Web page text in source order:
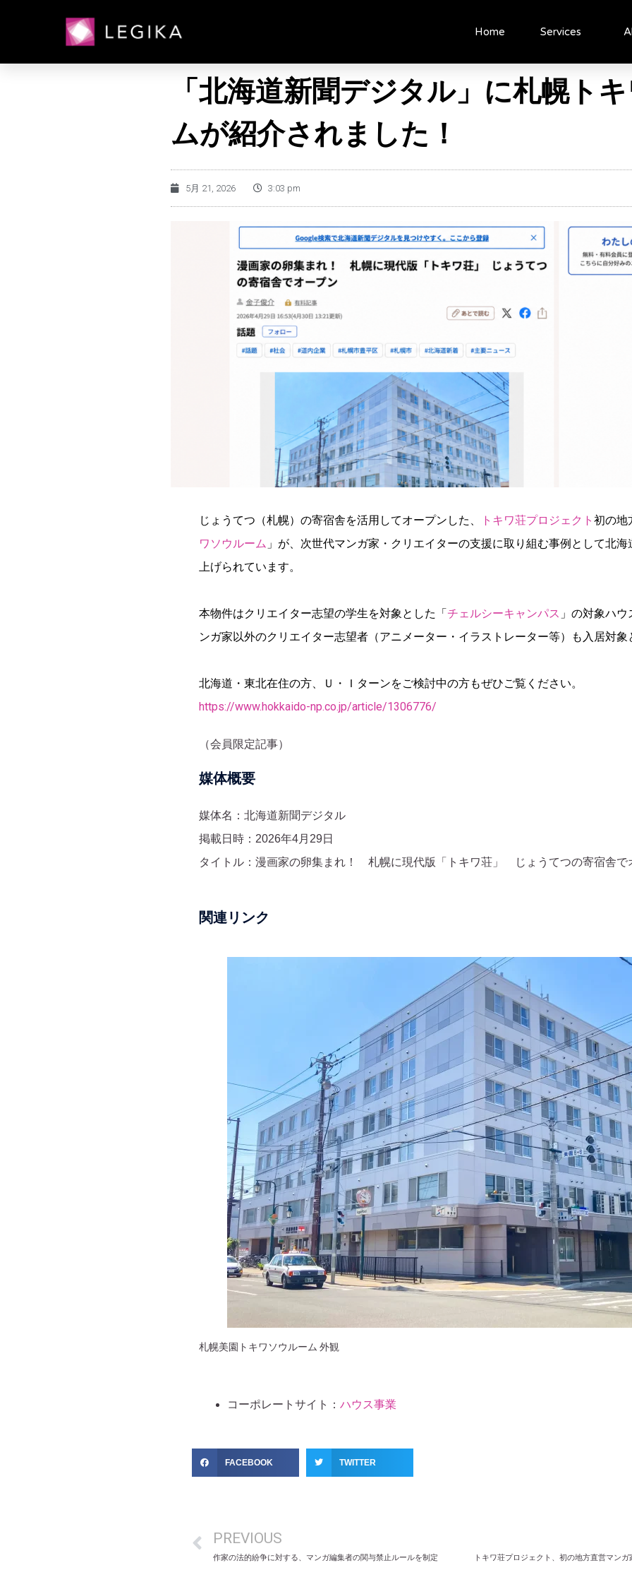
Home Services
「北海道新聞デジタル」に札幌ト
ムが紹介されました！
5月 21, 2026 3:03 pm
じょうてつ（札幌）の寄宿舎を活用してオープンした、 トキワ荘プロジェクト 初の地
ワソウルーム 」が、次世代マンガ家・クリエイターの支援に取り組む事例として北海
上げられています。
本物件はクリエイター志望の学生を対象とした「 チェルシーキャンパス 」の対象ハ
ンガ家以外のクリエイター志望者（アニメーター・イラストレーター等）も入居対象
北海道・東北在住の方、Ｕ・Ｉターンをご検討中の方もぜひご覧ください。
https://www.hokkaido-np.co.jp/article/1306776/
（会員限定記事）
媒体概要
媒体名：北海道新聞デジタル
掲載日時：2026年4月29日
タイトル：漫画家の卵集まれ！ 札幌に現代版「トキワ荘」 じょうてつの寄宿舎で
関連リンク
札幌美園トキワソウルーム 外観
コーポレートサイト： ハウス事業
FACEBOOK TWITTER
PREVIOUS
作家の法的紛争に対する、マンガ編集者の関与禁止ルールを制定